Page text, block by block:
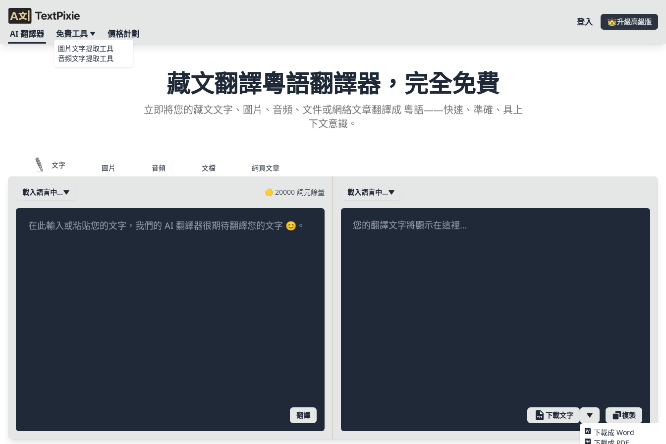
AI 翻譯器 免費工具
圖片文字提取工具
音頻文字提取工具
價格計劃
登入 升級高級版
藏文翻譯粵語翻譯器，完全免費
立即將您的藏文文字、圖片、音頻、文件或網絡文章翻譯成 粵語——快速、準確、具上
下文意識。
文字 圖片 音頻 文檔 網頁文章
載入語言中… 🟡 20000 詞元餘量
翻譯
載入語言中…
您的翻譯文字將顯示在這裡…
下載文字
下載成 Word
複製